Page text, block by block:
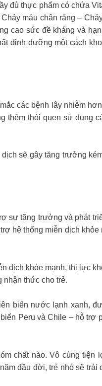
đủ thực phẩm có chứa
máu chân răng –
cao sức đề kháng và
dinh dưỡng một cách
các bệnh lây nhiễm
thêm thói quen sử dụng
sẽ gây tăng trưởng
sự tăng trưởng và phát
hệ thống miễn dịch khỏe
dịch khỏe mạnh, thị lực
nhận thức cho trẻ.
biển nước lạnh xanh,
Peru và Chile – hỗ trợ
chất nào. Vô cùng tiện
đầu đời, trẻ nhỏ sẽ trải